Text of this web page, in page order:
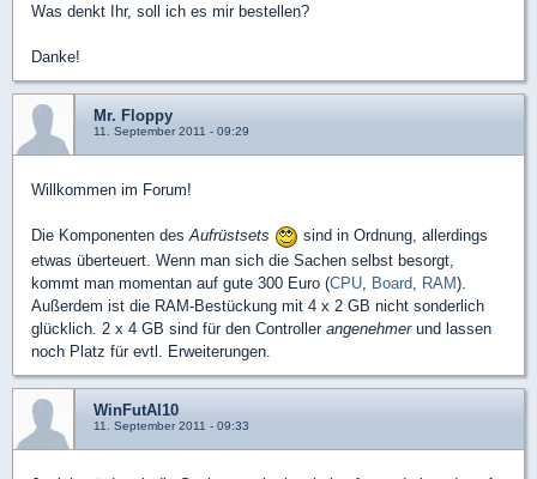
Was denkt Ihr, soll ich es mir bestellen?
Danke!
Mr. Floppy
11. September 2011 - 09:29
Willkommen im Forum!
Die Komponenten desAufrüstsets
sind in Ordnung, allerdings
etwas überteuert. Wenn man sich die Sachen selbst besorgt,
kommt man momentan auf gute 300 Euro (CPU Board RAM).
Außerdem ist die RAM-Bestückung mit 4 x 2 GB nicht sonderlich
glücklich. 2 x 4 GB sind für den Controller angenehmerund lassen
noch Platz für evtl. Erweiterungen.
WinFutAl10
11. September 2011 - 09:33